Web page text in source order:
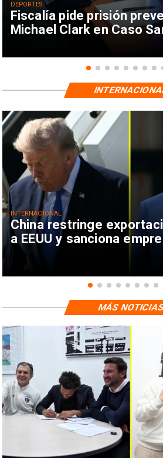
Fiscalía pide prisión
Michael Clark en Caso
DEPORTES
China restringe
a EEUU y sanciona
INTERNACIONAL
MÁS